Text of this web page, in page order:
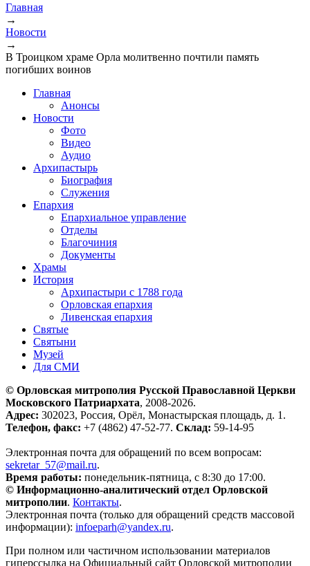
Главная
→
Новости
→
В Троицком храме Орла молитвенно почтили память
погибших воинов
Главная
Анонсы
Новости
Фото
Видео
Аудио
Архипастырь
Биография
Служения
Епархия
Епархиальное управление
Отделы
Благочиния
Документы
Храмы
История
Архипастыри с 1788 года
Орловская епархия
Ливенская епархия
Святые
Святыни
Музей
Для СМИ
© Орловская митрополия Русской Православной Церкви
Московского Патриархата, 2008-2026.
Адрес: 302023, Россия, Орёл, Монастырская площадь, д. 1.
Телефон, факс: +7 (4862) 47-52-77. Склад: 59-14-95
Электронная почта для обращений по всем вопросам:
sekretar_57@mail.ru.
Время работы: понедельник-пятница, с 8:30 до 17:00.
© Информационно-аналитический отдел Орловской
митрополии. Контакты.
Электронная почта (только для обращений средств массовой
информации): infoeparh@yandex.ru.
При полном или частичном использовании материалов
гиперссылка на Официальный сайт Орловской митрополии